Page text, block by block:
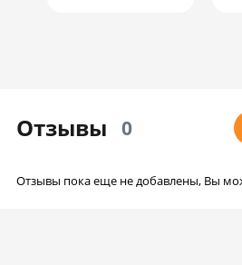
Отзывы 0
Отзывы пока еще не добавлены, Вы